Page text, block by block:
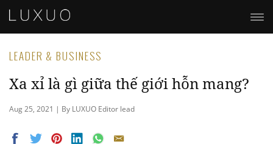
LEADER & BUSINESS
Xa xỉ là gì giữa thế giới hỗn mang?
Aug 25, 2021 | By LUXUO Editor lead